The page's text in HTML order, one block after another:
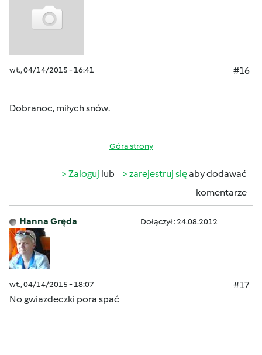
wt., 04/14/2015 - 16:41 #16
Dobranoc, miłych snów.
Góra strony
Zaloguj lub zarejestruj sięaby dodawać
komentarze
Hanna Gręda Dołączył : 24.08.2012
wt., 04/14/2015 - 18:07
#17
No gwiazdeczki pora spać